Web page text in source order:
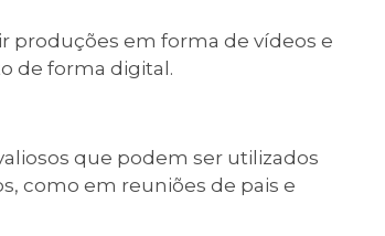
produções em forma de vídeos e
de forma digital.
que podem ser utilizados
como em reuniões de pais e